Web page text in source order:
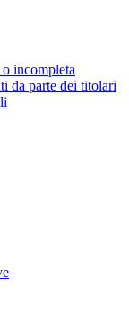
incompleta
da parte dei titolari